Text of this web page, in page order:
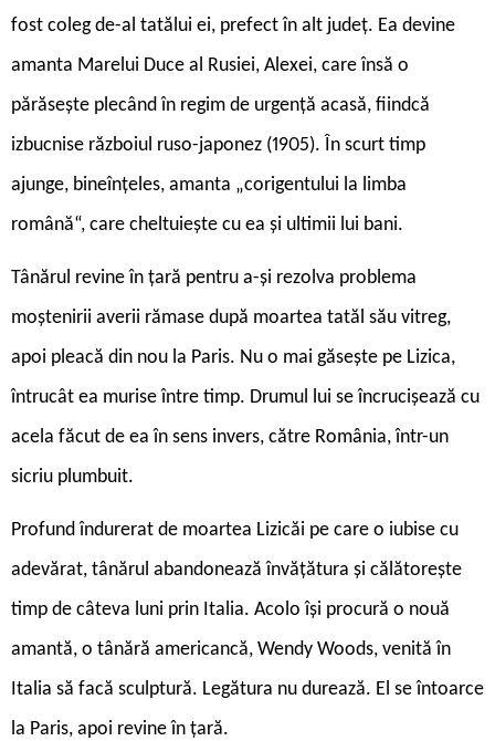
fost coleg de-al tatălui ei, prefect în alt județ. Ea devine
amanta Marelui Duce al Rusiei, Alexei, care însă o
părăsește plecând în regim de urgență acasă, fiindcă
izbucnise războiul ruso-japonez (1905). În scurt timp
ajunge, bineînțeles, amanta „corigentului la limba
română“, care cheltuiește cu ea și ultimii lui bani.
Tânărul revine în țară pentru a-și rezolva problema
moștenirii averii rămase după moartea tatăl său vitreg,
apoi pleacă din nou la Paris. Nu o mai găsește pe Lizica,
întrucât ea murise între timp. Drumul lui se încrucișează cu
acela făcut de ea în sens invers, către România, într-un
sicriu plumbuit.
Profund îndurerat de moartea Lizicăi pe care o iubise cu
adevărat, tânărul abandonează învățătura și călătorește
timp de câteva luni prin Italia. Acolo își procură o nouă
amantă, o tânără americancă, Wendy Woods, venită în
Italia să facă sculptură. Legătura nu durează. El se întoarce
la Paris, apoi revine în țară.